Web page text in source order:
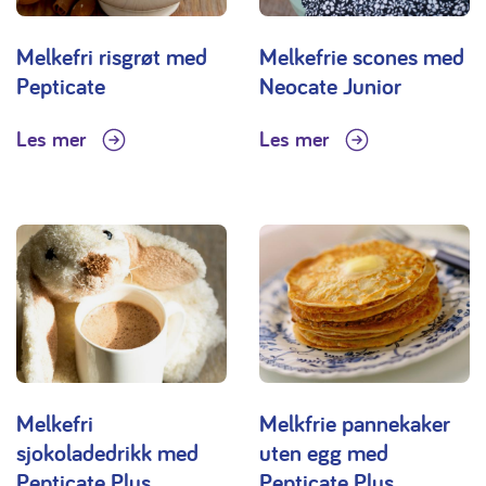
Melkefri risgrøt med
Pepticate
Les mer
Melkefrie scones med
Neocate Junior
Les mer
Melkefri
sjokoladedrikk med
Melkfrie pannekaker
uten egg med